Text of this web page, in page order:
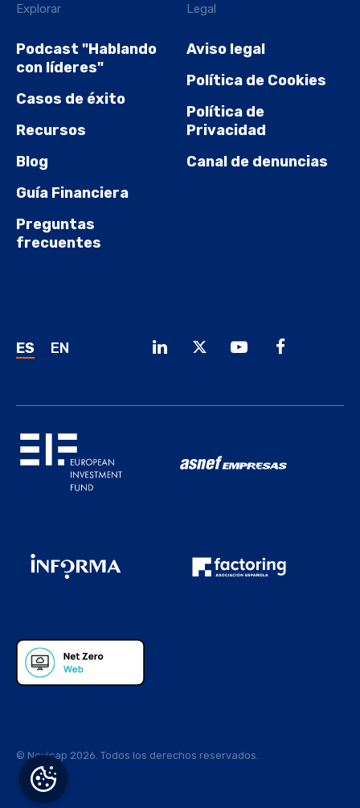
Explorar
Podcast "Hablando
con líderes"
Casos de éxito
Recursos
Blog
Guía Financiera
Preguntas
frecuentes
Legal
Aviso legal
Política de Cookies
Política de
Privacidad
Canal de denuncias
ES EN
© Novicap 2026. Todos los derechos reservados.